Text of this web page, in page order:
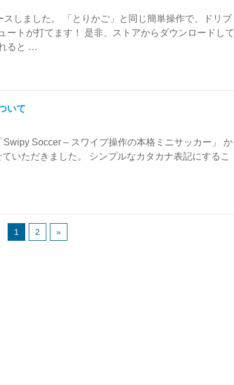
しました。 「とりかご」と同じ簡単操作で、ドリブ
ートが打てます！ 是非、ストアからダウンロードして
ると …
いて
Soccer – スワイプ操作の本格ミニサッカー」 か
いただきました。 シンプルなカタカナ表記にするこ
1 2 »